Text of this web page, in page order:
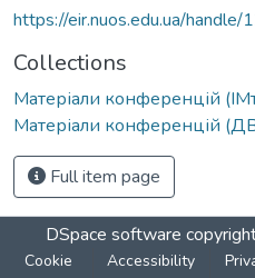
https://eir.nuos.edu.ua/
Collections
Матеріали конференцій
Матеріали конференцій
Full item page
DSpace software
Cookie
Accessibility